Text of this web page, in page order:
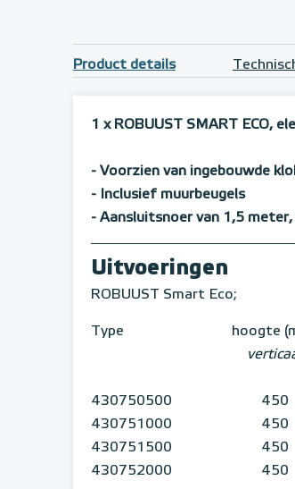
Product details
1 x ROBUUST SMART ECO,
- Voorzien van ingebouwde
- Inclusief muurbeugels
- Aansluitsnoer van 1,5
Uitvoeringen
ROBUUST Smart Eco;
Type hoogte
430750500 450
430751000
450
430751500
450
430752000
450